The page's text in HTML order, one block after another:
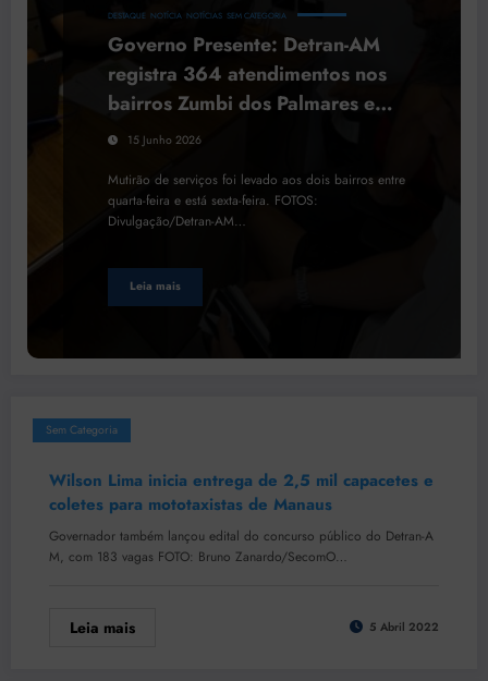
DESTAQUE NOTÍCIA NOTÍCIAS SEM CATEGORIA
Governo Presente: Detran-AM
registra 364 atendimentos nos
bairros Zumbi dos Palmares e
Armando Mendes
15 Junho 2026
Mutirão de serviços foi levado aos dois bairros entre
quarta-feira e está sexta-feira. FOTOS:
Divulgação/Detran-AM…
Leia mais
Sem Categoria
Wilson Lima inicia entrega de 2,5 mil capacetes e
coletes para mototaxistas de Manaus
Governador também lançou edital do concurso público do Detran-A
M, com 183 vagas FOTO: Bruno Zanardo/SecomO…
Leia mais 5 Abril 2022